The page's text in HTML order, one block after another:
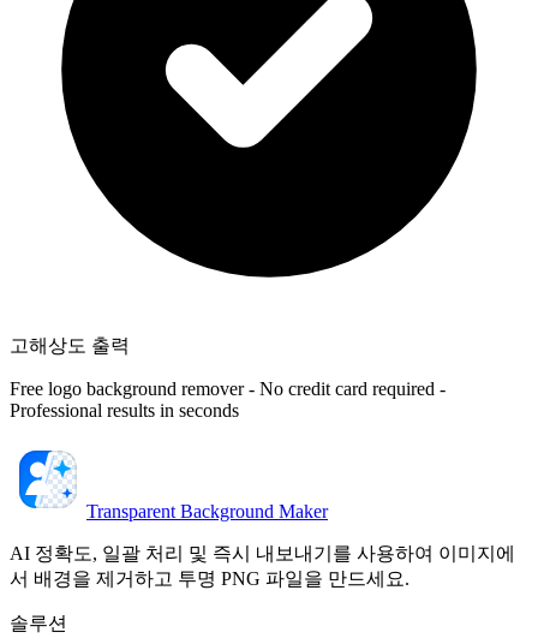
고해상도 출력
Free logo background remover - No credit card required -
Professional results in seconds
Transparent Background Maker
AI 정확도, 일괄 처리 및 즉시 내보내기를 사용하여 이미지에
서 배경을 제거하고 투명 PNG 파일을 만드세요.
솔루션